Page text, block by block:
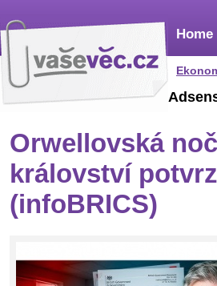
Home
Orwellovská
království
(infoBRICS)